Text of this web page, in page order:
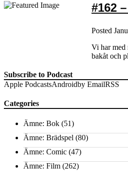
#162
Posted
Vi har med
bakåt och
Subscribe to Podcast
Apple PodcastsAndroidby EmailRSS
Categories
Ämne: Bok (51)
Ämne: Brädspel (80)
Ämne: Comic (47)
Ämne: Film (262)